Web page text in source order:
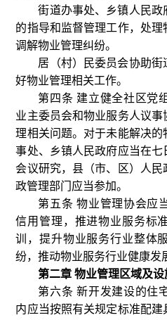
街道办事处、乡镇人民
的指导和监督管理工作，处理
调解物业管理纠纷。
居（村）民委员会协助
好物业管理相关工作。
第四条 建立健全社区党
业主委员会和物业服务人议
理相关问题。对于未能解决
事处、乡镇人民政府应当在
会议研究，县（市、区）人
政管理部门应当参加。
第五条 物业管理协会应
信用管理，推进物业服务标
训，提升物业服务行业整体
纷，推动物业服务行业健康发
第二章 物业管理区域及设
第六条 新开发建设的住
内应当按照有关规定标准配